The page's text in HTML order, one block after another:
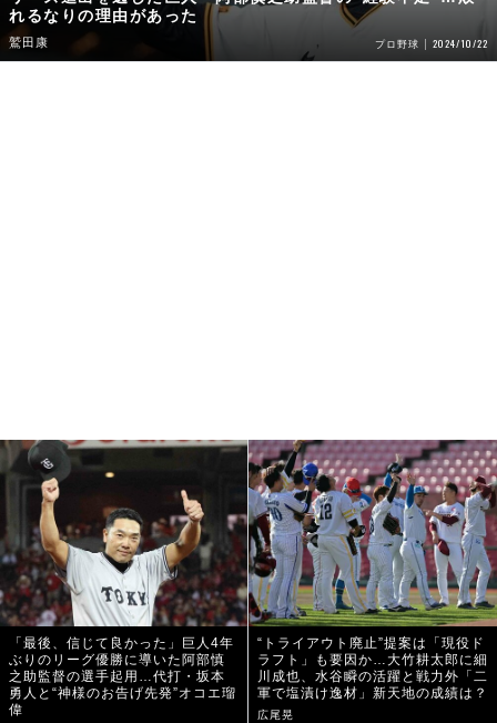
れるなりの理由があった
鷲田康 プロ野球 2024/10/22
「最後、信じて良かった」巨人4年
ぶりのリーグ優勝に導いた阿部慎
之助監督の選手起用…代打・坂本
勇人と“神様のお告げ先発”オコエ瑠
偉
“トライアウト廃止”提案は「現役ド
ラフト」も要因か…大竹耕太郎に細
川成也、水谷瞬の活躍と戦力外「二
軍で塩漬け逸材」新天地の成績は？
広尾晃